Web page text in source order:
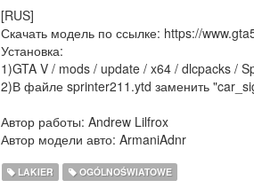
[RUS]
Скачать модель по ссылке: https://
Установка:
1)GTA V / mods / update / x64 / dlcpacks /
2)В файле sprinter211.ytd заменить
Автор работы: Andrew Lilfrox
Автор модели авто: ArmaniAdnr
LAKIER OGÓLNOŚWIATOWE